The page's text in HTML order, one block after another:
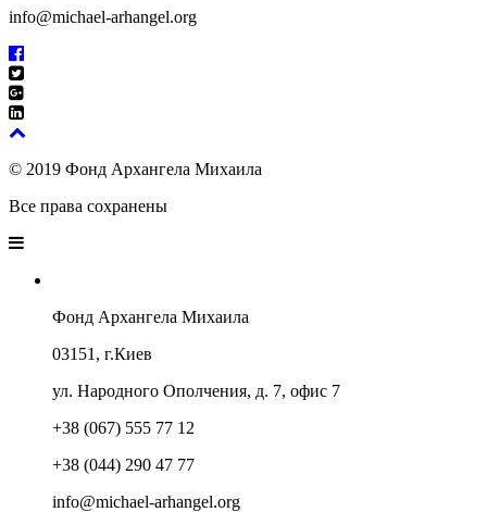
info@michael-arhangel.org
© 2019 Фонд Архангела Михаила
Все права сохранены
Фонд Архангела Михаила
03151, г.Киев
ул. Народного Ополчения, д. 7, офис 7
+38 (067) 555 77 12
+38 (044) 290 47 77
info@michael-arhangel.org